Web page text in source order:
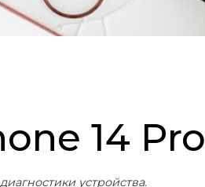
14 Pro
устройства.